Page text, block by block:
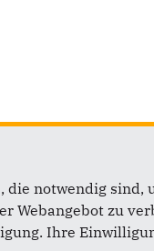
die notwendig
Webangebot zu
Ihre